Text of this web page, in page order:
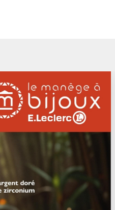
version numérique.